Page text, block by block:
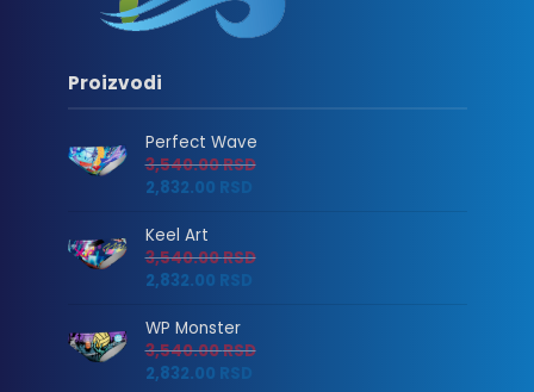
Proizvodi
Perfect Wave
3,540.00RSD
2,832.00 RSD
Keel Art
3,540.00RSD
2,832.00 RSD
WP Monster
3,540.00RSD
2,832.00 RSD